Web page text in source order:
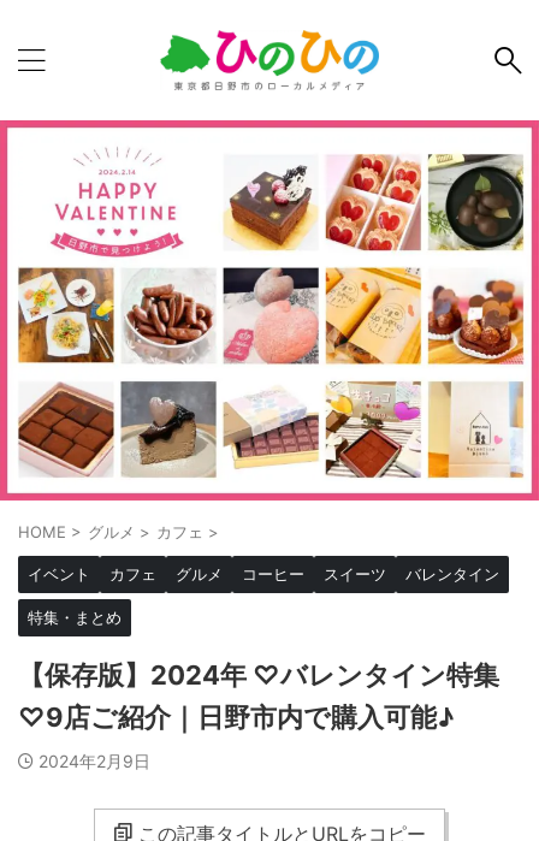
HOME > グルメ > カフェ >
イベント カフェ グルメ コーヒー スイーツ バレンタイン
特集・まとめ
【保存版】2024年 ♡バレンタイン特集
♡9店ご紹介｜日野市内で購入可能♪
2024年2月9日
この記事タイトルとURLをコピー